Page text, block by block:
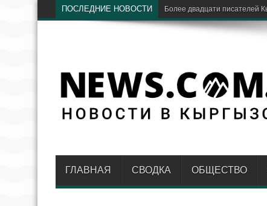
ПОСЛЕДНИЕ НОВОСТИ «Дорд
ГЛАВНАЯ СВОДКА ОБЩЕСТВО